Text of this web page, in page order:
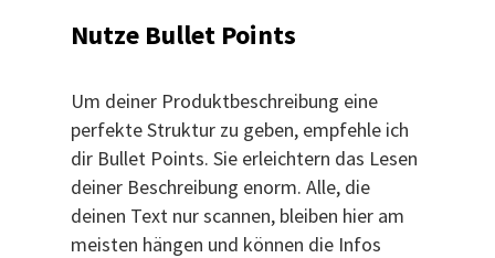
Nutze Bullet Points
Um deiner Produktbeschreibung eine
perfekte Struktur zu geben, empfehle ich
dir Bullet Points. Sie erleichtern das Lesen
deiner Beschreibung enorm. Alle, die
deinen Text nur scannen, bleiben hier am
meisten hängen und können die Infos